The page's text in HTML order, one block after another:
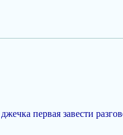
первая завести